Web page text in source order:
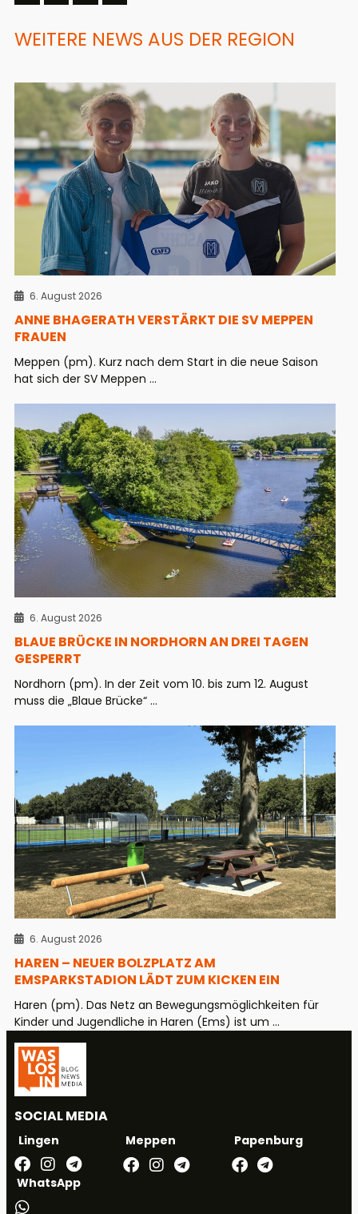
WEITERE NEWS AUS DER REGION
6. August 2026
ANNE BHAGERATH VERSTÄRKT DIE SV MEPPEN
FRAUEN
Meppen (pm). Kurz nach dem Start in die neue Saison
hat sich der SV Meppen ...
6. August 2026
BLAUE BRÜCKE IN NORDHORN AN DREI TAGEN
GESPERRT
Nordhorn (pm). In der Zeit vom 10. bis zum 12. August
muss die „Blaue Brücke“ ...
6. August 2026
HAREN – NEUER BOLZPLATZ AM
EMSPARKSTADION LÄDT ZUM KICKEN EIN
Haren (pm). Das Netz an Bewegungsmöglichkeiten für
Kinder und Jugendliche in Haren (Ems) ist um ...
SOCIAL MEDIA
Lingen Meppen Papenburg
WhatsApp